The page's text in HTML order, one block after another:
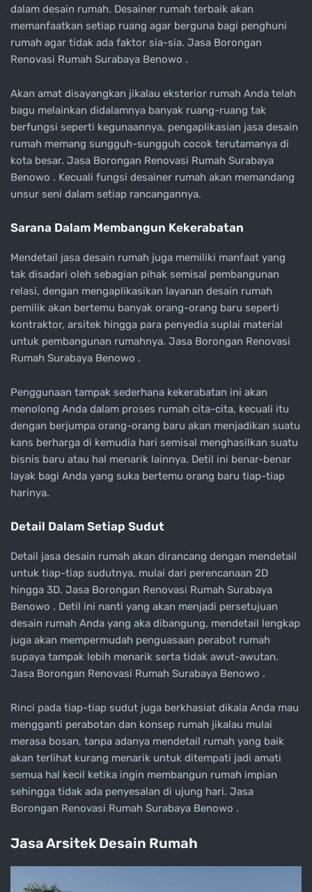
dalam desain rumah. Desainer rumah terbaik akan
memanfaatkan setiap ruang agar berguna bagi penghuni
rumah agar tidak ada faktor sia-sia. Jasa Borongan
Renovasi Rumah Surabaya Benowo .
Akan amat disayangkan jikalau eksterior rumah Anda telah
bagu melainkan didalamnya banyak ruang-ruang tak
berfungsi seperti kegunaannya, pengaplikasian jasa desain
rumah memang sungguh-sungguh cocok terutamanya di
kota besar. Jasa Borongan Renovasi Rumah Surabaya
Benowo . Kecuali fungsi desainer rumah akan memandang
unsur seni dalam setiap rancangannya.
Sarana Dalam Membangun Kekerabatan
Mendetail jasa desain rumah juga memiliki manfaat yang
tak disadari oleh sebagian pihak semisal pembangunan
relasi, dengan mengaplikasikan layanan desain rumah
pemilik akan bertemu banyak orang-orang baru seperti
kontraktor, arsitek hingga para penyedia suplai material
untuk pembangunan rumahnya. Jasa Borongan Renovasi
Rumah Surabaya Benowo .
Penggunaan tampak sederhana kekerabatan ini akan
menolong Anda dalam proses rumah cita-cita, kecuali itu
dengan berjumpa orang-orang baru akan menjadikan suatu
kans berharga di kemudia hari semisal menghasilkan suatu
bisnis baru atau hal menarik lainnya. Detil ini benar-benar
layak bagi Anda yang suka bertemu orang baru tiap-tiap
harinya.
Detail Dalam Setiap Sudut
Detail jasa desain rumah akan dirancang dengan mendetail
untuk tiap-tiap sudutnya, mulai dari perencanaan 2D
hingga 3D. Jasa Borongan Renovasi Rumah Surabaya
Benowo . Detil ini nanti yang akan menjadi persetujuan
desain rumah Anda yang aka dibangung, mendetail lengkap
juga akan mempermudah penguasaan perabot rumah
supaya tampak lebih menarik serta tidak awut-awutan.
Jasa Borongan Renovasi Rumah Surabaya Benowo .
Rinci pada tiap-tiap sudut juga berkhasiat dikala Anda mau
mengganti perabotan dan konsep rumah jikalau mulai
merasa bosan, tanpa adanya mendetail rumah yang baik
akan terlihat kurang menarik untuk ditempati jadi amati
semua hal kecil ketika ingin membangun rumah impian
sehingga tidak ada penyesalan di ujung hari. Jasa
Borongan Renovasi Rumah Surabaya Benowo .
Jasa Arsitek Desain Rumah